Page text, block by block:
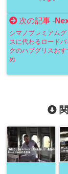
次の記事 -
シマノプレミアムグ
スに代わるロードバ
クのハブグリスおす
め